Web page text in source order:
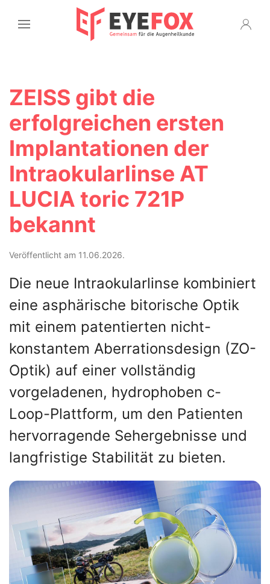
ZEISS gibt die
erfolgreichen ersten
Implantationen der
Intraokularlinse AT
LUCIA toric 721P
bekannt
Veröffentlicht am 11.06.2026.
Die neue Intraokularlinse kombiniert
eine asphärische bitorische Optik
mit einem patentierten nicht-
konstantem Aberrationsdesign (ZO-
Optik) auf einer vollständig
vorgeladenen, hydrophoben c-
Loop-Plattform, um den Patienten
hervorragende Sehergebnisse und
langfristige Stabilität zu bieten.